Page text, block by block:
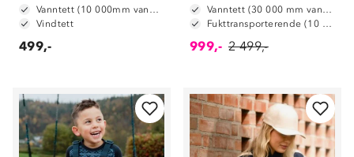
Vanntett (10 000mm vannsøyle)
Vindtett
499,-
Vanntett (30 000 mm vannsøyle)
Fukttransporterende (10 000 g/m2/24t)
999,- 2 499,-